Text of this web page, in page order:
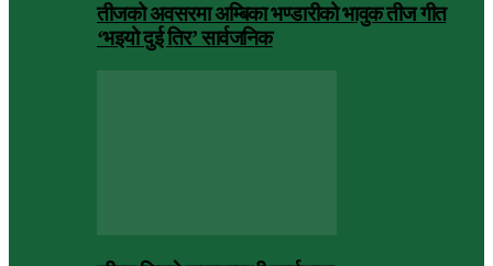
तीजको अवसरमा अम्बिका भण्डारीको भावुक तीज गीत
‘भइयो दुई तिर’ सार्वजनिक